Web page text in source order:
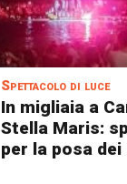
Spettacolo di luce
In migliaia a
Stella Maris:
per la posa dei